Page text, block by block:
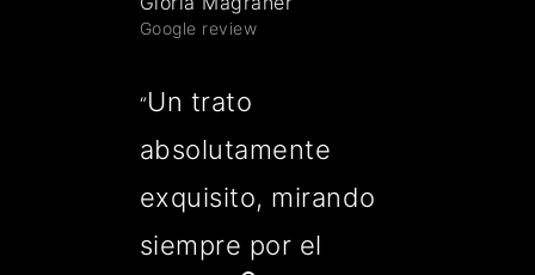
Google review
“Un trato
absolutamente
exquisito, mirando
siempre por el